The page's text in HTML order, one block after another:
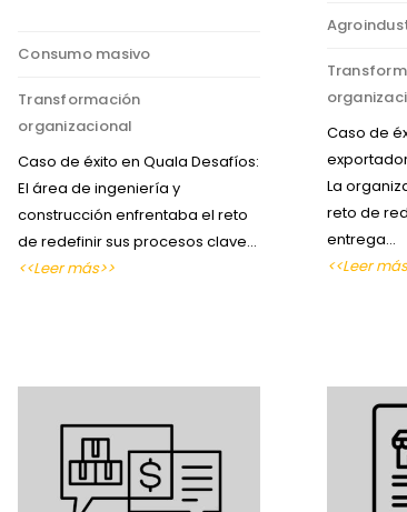
Consumo masivo
Transformación
organizacional
Caso de éxito en Quala Desafíos:
El área de ingeniería y
construcción enfrentaba el reto
de redefinir sus procesos clave…
<<Leer más>>
Caso de
La
reto de
entrega…
<<Leer